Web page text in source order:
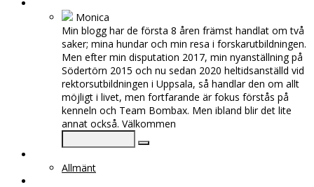
Monica
Min blogg har de första 8 åren främst handlat om två
saker; mina hundar och min resa i forskarutbildningen.
Men efter min disputation 2017, min nyanställning på
Södertörn 2015 och nu sedan 2020 heltidsanställd vid
rektorsutbildningen i Uppsala, så handlar den om allt
möjligt i livet, men fortfarande är fokus förstås på
kenneln och Team Bombax. Men ibland blir det lite
annat också. Välkommen
Allmänt